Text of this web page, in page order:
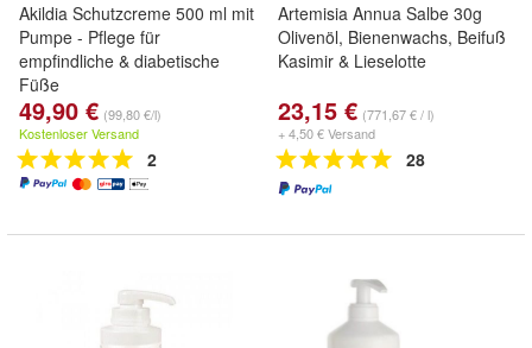
Akildia Schutzcreme 500 ml mit
Pumpe - Pflege für
empfindliche & diabetische
Füße
49,90 € (99,80 €/l)
Kostenloser Versand
2
Artemisia Annua Salbe 30g
Olivenöl, Bienenwachs, Beifuß
Kasimir & Lieselotte
23,15 € (771,67 € / l)
+ 4,50 € Versand
28